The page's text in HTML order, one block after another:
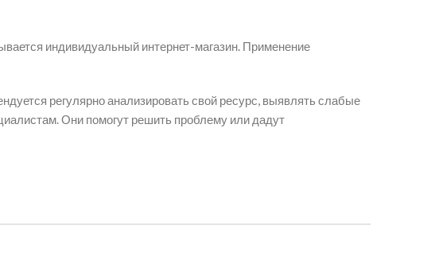
индивидуальный интернет-магазин. Применение
регулярно анализировать свой ресурс, выявлять слабые
Они помогут решить проблему или дадут